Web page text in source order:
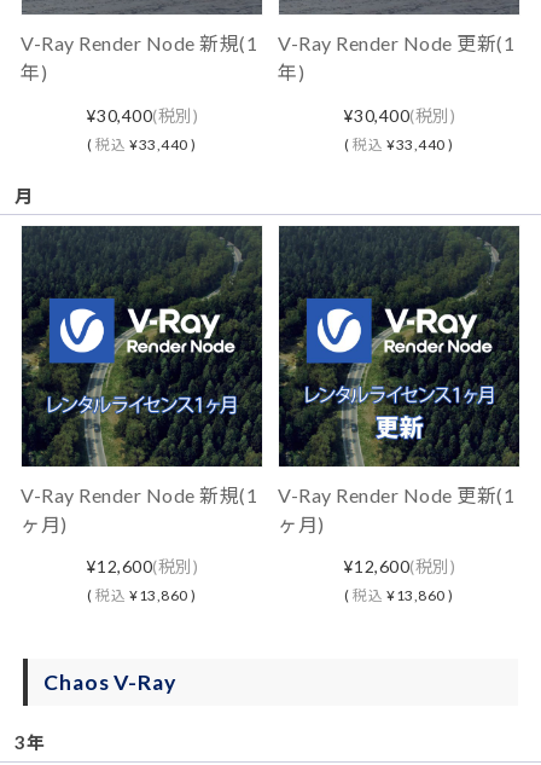
V-Ray Render Node 新規(1
年)
¥30,400(税別)
(税込 ¥33,440 )
V-Ray Render Node 更新(1
年)
¥30,400(税別)
(税込 ¥33,440 )
月
V-Ray Render Node 新規(1
ヶ月)
¥12,600(税別)
(税込 ¥13,860 )
V-Ray Render Node 更新(1
ヶ月)
¥12,600(税別)
(税込 ¥13,860 )
Chaos V-Ray
3年